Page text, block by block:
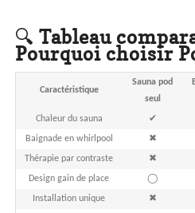
🔍 Tableau
Pourquoi choisir
Caractéristique
Sauna pod
seul
Chaleur du sauna ✔
Baignade en whirlpool ✖
Thérapie par contraste ✖
Design gain de place ◯
Installation unique ✖